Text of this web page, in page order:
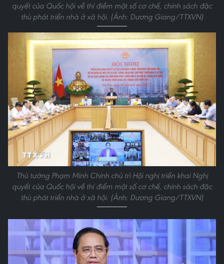
quyết của Quốc hội về thí điểm một số cơ chế, chính sách đặc
thù phát triển nhà ở xã hội. (Ảnh: Dương Giang/TTXVN)
Thủ tướng Phạm Minh Chính chủ trì Hội nghị triển khai Nghị
quyết của Quốc hội về thí điểm một số cơ chế, chính sách đặc
thù phát triển nhà ở xã hội. (Ảnh: Dương Giang/TTXVN)